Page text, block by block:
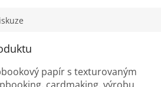
papír s texturovaným